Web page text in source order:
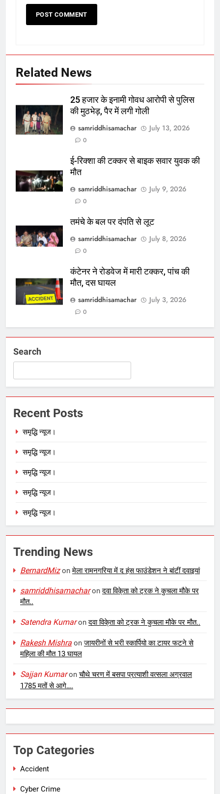
Related News
25 हजार के इनामी गोवध आरोपी से पुलिस
की मुठभेड़, पैर में लगी गोली
samriddhisamachar
July 13, 2026
0
ई-रिक्शा की टक्कर से बाइक सवार युवक की
मौत
samriddhisamachar
July 9, 2026
0
तमंचे के बल पर दंपति से लूट
samriddhisamachar
July 8, 2026
0
कंटेनर ने रोडवेज में मारी टक्कर, पांच की
मौत, दस घायल
samriddhisamachar
July 3, 2026
0
Search
Recent Posts
समृद्धि न्यूज।
समृद्धि न्यूज।
समृद्धि न्यूज।
समृद्धि न्यूज।
समृद्धि न्यूज।
Trending News
BernardMizonमेला रामनगरिया में द हंस फाउंडेशन ने बांटीं दवाइयां
samriddhisamacharonदवा विके्ता को ट्रक ने कुचला मौके पर
मौत..
Satendra Kumaronदवा विके्ता को ट्रक ने कुचला मौके पर मौत..
Rakesh Mishra onजायरीनों से भरी स्कार्पियो का टायर फटने से
महिला की मौत 13 घायल
Sajjan Kumaronचौथे चरण में बसपा प्रत्याशी वत्सला अग्रवाल
1785 मतों से आगे….
Top Categories
Accident
Cyber Crime